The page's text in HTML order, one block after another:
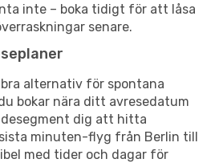
inte – boka tidigt för att låsa
senare.
alternativ för spontana
bokar nära ditt avresedatum
dig att hitta
minuten-flyg från Berlin till
med tider och dagar för